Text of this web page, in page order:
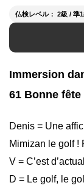
仏検レベル： 2級 / 準
Immersion
61 Bonne fête
Denis = Une
Mimizan le golf !
V = C’est
D = Le golf, le